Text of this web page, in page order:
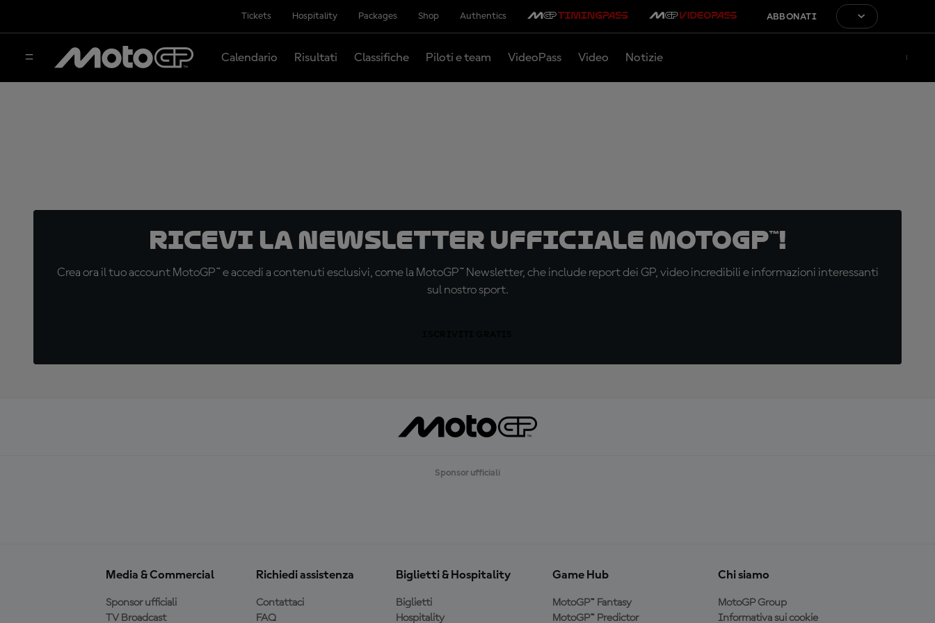
Tickets Hospitality Packages Shop Authentics ABBONATI
Calendario Risultati Classifiche Piloti e team VideoPass Video Notizie
Ricevi la newsletter ufficiale MotoGP™!
Crea ora il tuo account MotoGP™ e accedi a contenuti esclusivi, come la MotoGP™ Newsletter, che include report dei GP, video incredibili e informazioni interessanti
sul nostro sport.
Sponsor ufficiali
Media & Commercial
Sponsor ufficiali
TV Broadcast
Richiedi assistenza
Contattaci
FAQ
Biglietti & Hospitality
Biglietti
Hospitality
Game Hub
MotoGP™ Fantasy
MotoGP™ Predictor
Chi siamo
MotoGP Group
Informativa sui cookie